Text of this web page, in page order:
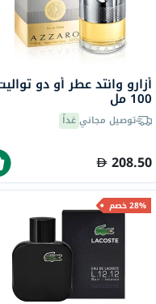
أزارو وانتد عطر أو دو
100 مل
توصيل مجانيغداً
208.50
28% خصم